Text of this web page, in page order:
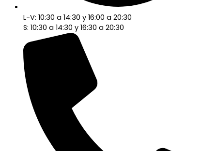
L-V: 10:30 a 14:30 y 16:00 a 20:30
S: 10:30 a 14:30 y 16:30 a 20:30